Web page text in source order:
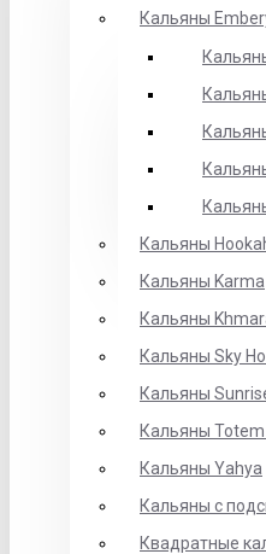
Кальяны
Кальяны
Кальяны Karma
Кальяны
Кальяны Sky
Кальяны
Кальяны Totem
Кальяны Yahya
Кальяны с
Квадратные